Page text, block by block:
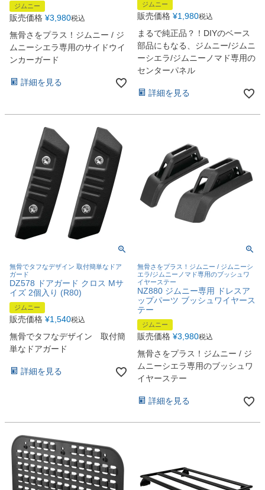
ジムニー
販売価格 ¥3,980税込
無骨さをプラス！ジムニー / ジ
ムニーシエラ専用のサイドウイ
ンカーガード
詳細を見る
ジムニー
販売価格 ¥1,980税込
まるで純正品？！DIYのベース
部品にもなる、ジムニー/ジムニ
ーシエラ/ジムニーノマド専用の
センターパネル
詳細を見る
無骨でタフなデザイン 取付簡単なドア
ガード
DZ578 ドアガード クロス Mサ
イズ 2個入り (R80)
ジムニー
販売価格 ¥1,540税込
無骨でタフなデザイン 取付簡
単なドアガード
詳細を見る
無骨さをプラス！ジムニー / ジムニーシ
エラ/ジムニーノマド専用のブッシュワ
イヤーステー
NZ880 ジムニー専用 ドレスア
ップパーツ ブッシュワイヤース
テー
ジムニー
販売価格 ¥3,980税込
無骨さをプラス！ジムニー / ジ
ムニーシエラ専用のブッシュワ
イヤーステー
詳細を見る